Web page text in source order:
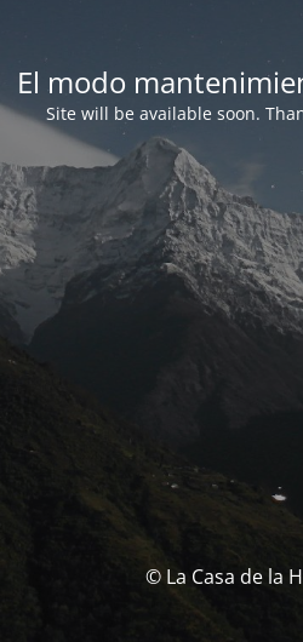
El modo
Site will be available soon.
© La Casa de la